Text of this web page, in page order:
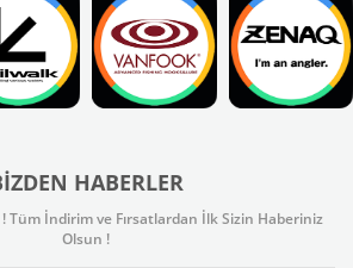
HABERLER
Tüm İndirim ve Fırsatlardan İlk Sizin Haberiniz
Olsun !